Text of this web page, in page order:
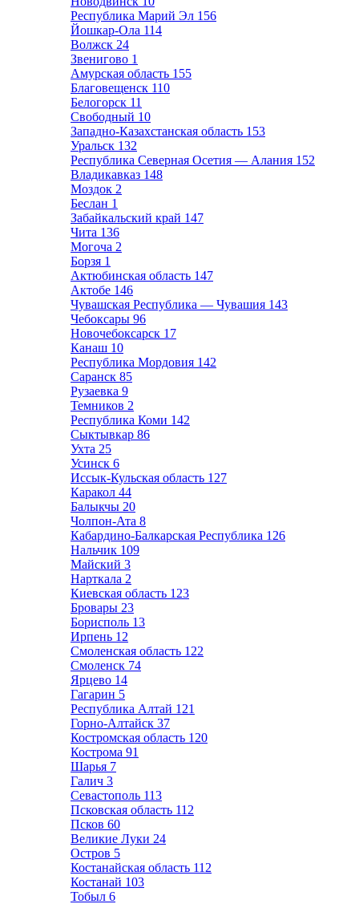
Республика Марий Эл 156
Йошкар-Ола 114
Волжск 24
Звенигово 1
Амурская область 155
Благовещенск 110
Белогорск 11
Свободный 10
Западно-Казахстанская область 153
Уральск 132
Республика Северная Осетия — Алания 152
Владикавказ 148
Моздок 2
Беслан 1
Забайкальский край 147
Чита 136
Могоча 2
Борзя 1
Актюбинская область 147
Актобе 146
Чувашская Республика — Чувашия 143
Чебоксары 96
Новочебоксарск 17
Канаш 10
Республика Мордовия 142
Саранск 85
Рузаевка 9
Темников 2
Республика Коми 142
Сыктывкар 86
Ухта 25
Усинск 6
Иссык-Кульская область 127
Каракол 44
Балыкчы 20
Чолпон-Ата 8
Кабардино-Балкарская Республика 126
Нальчик 109
Майский 3
Нарткала 2
Киевская область 123
Бровары 23
Борисполь 13
Ирпень 12
Смоленская область 122
Смоленск 74
Ярцево 14
Гагарин 5
Республика Алтай 121
Горно-Алтайск 37
Костромская область 120
Кострома 91
Шарья 7
Галич 3
Севастополь 113
Псковская область 112
Псков 60
Великие Луки 24
Остров 5
Костанайская область 112
Костанай 103
Тобыл 6